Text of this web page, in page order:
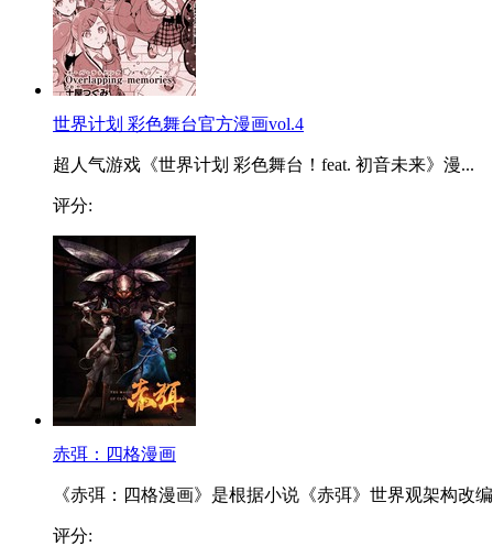
世界计划 彩色舞台官方漫画vol.4
超人气游戏《世界计划 彩色舞台！feat. 初音未来》漫...
评分:
赤弭：四格漫画
《赤弭：四格漫画》是根据小说《赤弭》世界观架构改
评分: